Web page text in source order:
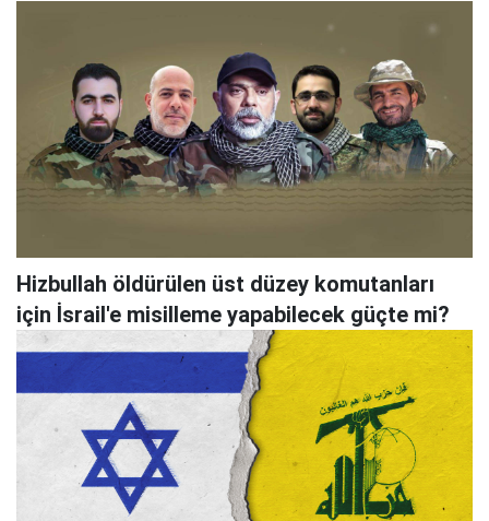
Hizbullah öldürülen üst düzey komutanları
için İsrail'e misilleme yapabilecek güçte mi?